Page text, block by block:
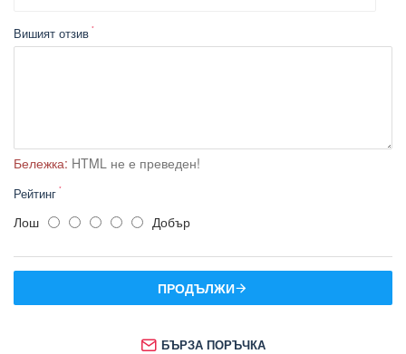
Вишият отзив
Бележка: HTML не е преведен!
Рейтинг
Лош Добър
ПРОДЪЛЖИ
БЪРЗА ПОРЪЧКА